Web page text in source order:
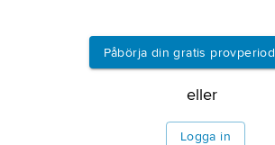
Påbörja din gratis provperiod
eller
Logga in